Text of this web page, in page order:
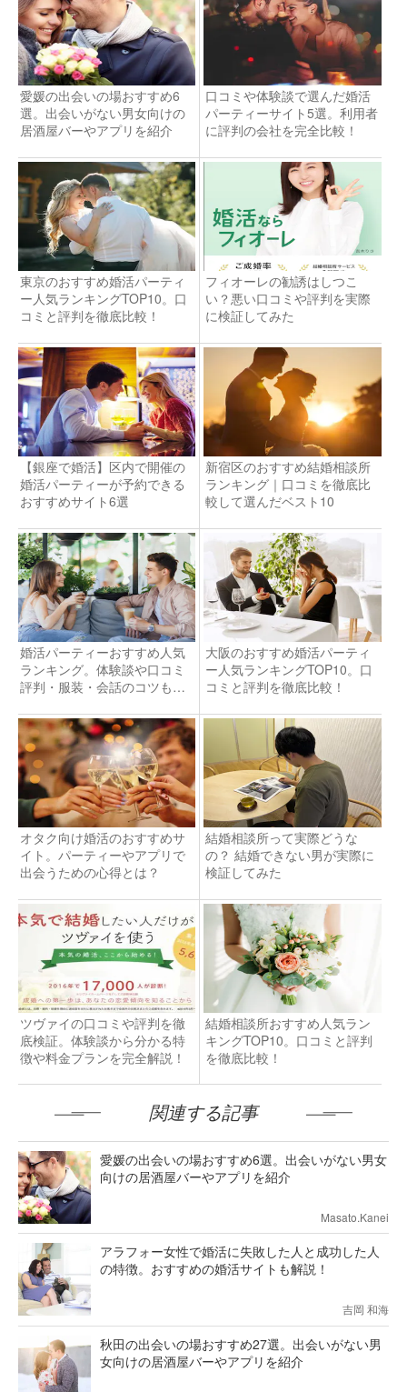
愛媛の出会いの場おすすめ6
選。出会いがない男女向けの
居酒屋バーやアプリを紹介
口コミや体験談で選んだ婚活
パーティーサイト5選。利用者
に評判の会社を完全比較！
東京のおすすめ婚活パーティ
ー人気ランキングTOP10。口
コミと評判を徹底比較！
フィオーレの勧誘はしつこ
い？悪い口コミや評判を実際
に検証してみた
【銀座で婚活】区内で開催の
婚活パーティーが予約できる
おすすめサイト6選
新宿区のおすすめ結婚相談所
ランキング｜口コミを徹底比
較して選んだベスト10
婚活パーティーおすすめ人気
ランキング。体験談や口コミ
評判・服装・会話のコツも解
大阪のおすすめ婚活パーティ
ー人気ランキングTOP10。口
コミと評判を徹底比較！
オタク向け婚活のおすすめサ
イト。パーティーやアプリで
出会うための心得とは？
結婚相談所って実際どうな
の？ 結婚できない男が実際に
検証してみた
ツヴァイの口コミや評判を徹
底検証。体験談から分かる特
徴や料金プランを完全解説！
結婚相談所おすすめ人気ラン
キングTOP10。口コミと評判
を徹底比較！
関連する記事
愛媛の出会いの場おすすめ6選。出会いがない男女
向けの居酒屋バーやアプリを紹介
Masato.Kanei
アラフォー女性で婚活に失敗した人と成功した人
の特徴。おすすめの婚活サイトも解説！
吉岡 和海
秋田の出会いの場おすすめ27選。出会いがない男
女向けの居酒屋バーやアプリを紹介